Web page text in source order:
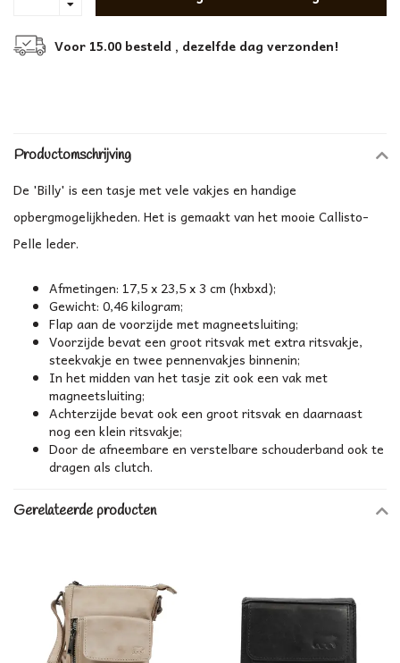
Voor 15.00 besteld , dezelfde dag verzonden!
Productomschrijving
De 'Billy' is een tasje met vele vakjes en handige
opbergmogelijkheden. Het is gemaakt van het mooie Callisto-
Pelle leder.
Afmetingen: 17,5 x 23,5 x 3 cm (hxbxd);
Gewicht: 0,46 kilogram;
Flap aan de voorzijde met magneetsluiting;
Voorzijde bevat een groot ritsvak met extra ritsvakje,
steekvakje en twee pennenvakjes binnenin;
In het midden van het tasje zit ook een vak met
magneetsluiting;
Achterzijde bevat ook een groot ritsvak en daarnaast
nog een klein ritsvakje;
Door de afneembare en verstelbare schouderband ook te
dragen als clutch.
Gerelateerde producten